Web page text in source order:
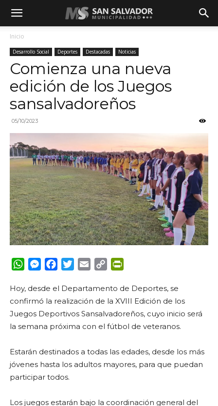
Inicio
Desarrollo Social Deportes Destacadas Noticias
Comienza una nueva
edición de los Juegos
sansalvadoreños
05/10/2023
WhatsApp
Messenger
FacebookTwitterEmail Copy
Hoy, desde el Departamento de Deportes, se
confirmó la realización de la XVIII Edición de los
Juegos Deportivos Sansalvadoreños, cuyo inicio será
la semana próxima con el fútbol de veteranos.
Estarán destinados a todas las edades, desde los más
jóvenes hasta los adultos mayores, para que puedan
participar todos.
Los juegos estarán bajo la coordinación general del